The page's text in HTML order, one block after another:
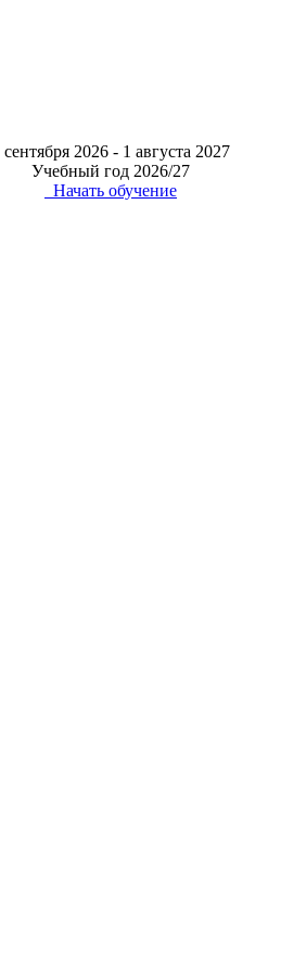
сентября 2026 - 1 августа 2027
Учебный год 2026/27
Начать обучение